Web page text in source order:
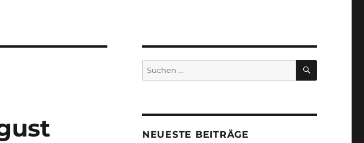
Suchen
nach:
SUCHEN
NEUESTE BEITRÄGE